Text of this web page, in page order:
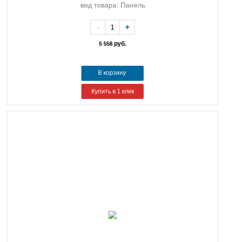
вид товара: Панель
5 558 руб.
- +
В корзину
Купить в 1 клик